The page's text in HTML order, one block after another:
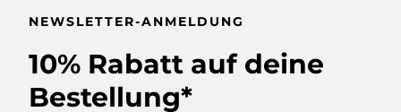
NEWSLETTER-ANMELDUNG
10% Rabatt auf deine
Bestellung*